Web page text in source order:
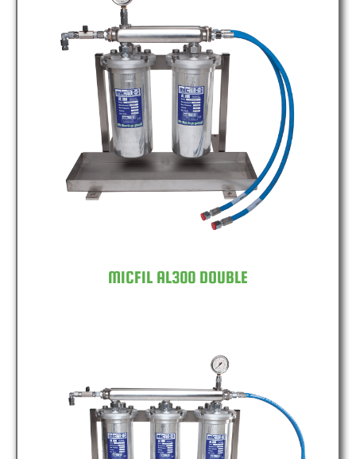
MICFIL AL300 DOUBLE
MICFIL AL300 DOUBLE